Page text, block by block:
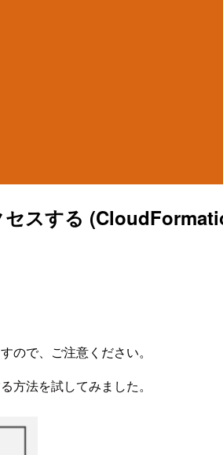
スする
ので、ご注意ください。
方法を試してみました。